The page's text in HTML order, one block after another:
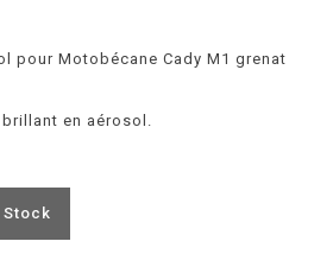
pour Motobécane Cady M1 grenat
en aérosol.
Stock